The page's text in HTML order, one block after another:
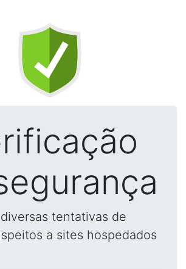
tentativas de
a sites hospedados